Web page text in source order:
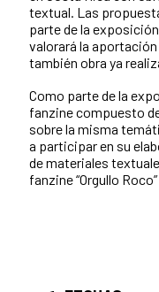
textual. Las
parte de la exposición
valorará la
también obra ya
Como parte de la
fanzine compuesto
sobre la misma
a participar en su
de materiales
fanzine “Orgullo